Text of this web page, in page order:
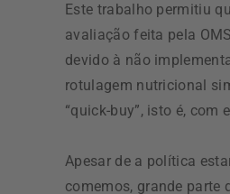
Este trabalho permitiu
avaliação feita pela
devido à não
rotulagem nutricional
“quick-buy”, isto é,
Apesar de a política
comemos, grande parte